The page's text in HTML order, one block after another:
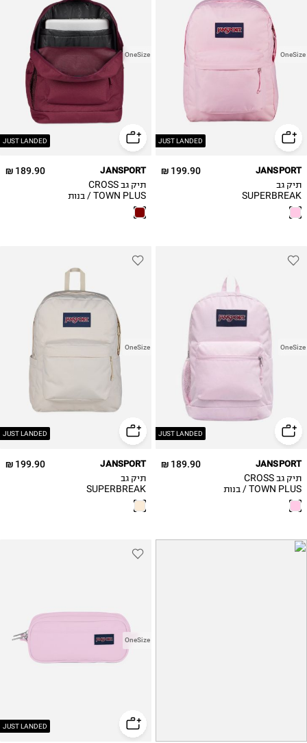
JUST LANDED
OneSize
199.90 ₪ JANSPORT
תיק גב
SUPERBREAK
PLUS / בנות
JUST LANDED
OneSize
189.90 ₪ JANSPORT
תיק גב CROSS
TOWN PLUS / בנות
JUST LANDED
OneSize
189.90 ₪ JANSPORT
תיק גב CROSS
TOWN PLUS / בנות
JUST LANDED
OneSize
199.90 ₪ JANSPORT
תיק גב
SUPERBREAK
PLUS / בנות
JUST LANDED
OneSize